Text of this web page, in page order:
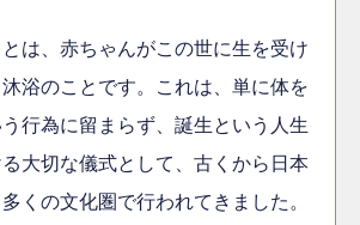
は、赤ちゃんがこの世に生を受け
浴のことです。これは、単に体を
行為に留まらず、誕生という人生
大切な儀式として、古くから日本
くの文化圏で行われてきました。